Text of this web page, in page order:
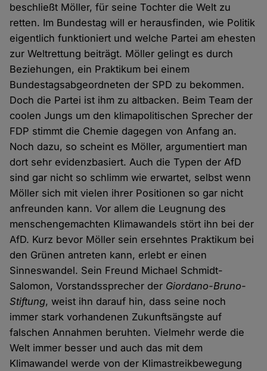
beschließt Möller, für seine Tochter die Welt zu
retten. Im Bundestag will er herausfinden, wie Politik
eigentlich funktioniert und welche Partei am ehesten
zur Weltrettung beiträgt. Möller gelingt es durch
Beziehungen, ein Praktikum bei einem
Bundestagsabgeordneten der SPD zu bekommen.
Doch die Partei ist ihm zu altbacken. Beim Team der
coolen Jungs um den klimapolitischen Sprecher der
FDP stimmt die Chemie dagegen von Anfang an.
Noch dazu, so scheint es Möller, argumentiert man
dort sehr evidenzbasiert. Auch die Typen der AfD
sind gar nicht so schlimm wie erwartet, selbst wenn
Möller sich mit vielen ihrer Positionen so gar nicht
anfreunden kann. Vor allem die Leugnung des
menschengemachten Klimawandels stört ihn bei der
AfD. Kurz bevor Möller sein ersehntes Praktikum bei
den Grünen antreten kann, erlebt er einen
Sinneswandel. Sein Freund Michael Schmidt-
Salomon, Vorstandssprecher der Giordano-Bruno-
Stiftung, weist ihn darauf hin, dass seine noch
immer stark vorhandenen Zukunftsängste auf
falschen Annahmen beruhten. Vielmehr werde die
Welt immer besser und auch das mit dem
Klimawandel werde von der Klimastreikbewegung